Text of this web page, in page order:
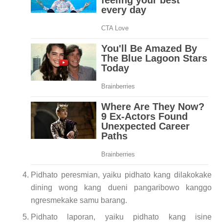
Pidhato peresmian, yaiku pidhato kang dilakokake
dining wong kang dueni pangaribowo kanggo
ngresmekake samu barang.
Pidhato laporan, yaiku pidhato kang isine